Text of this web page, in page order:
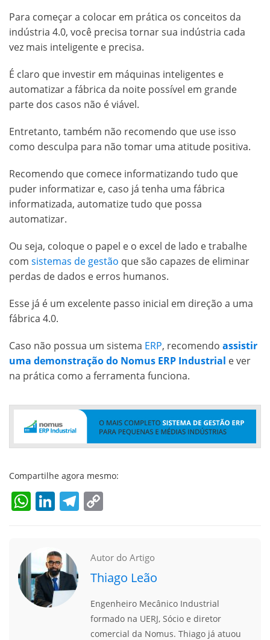
Para começar a colocar em prática os conceitos da
indústria 4.0, você precisa tornar sua indústria cada
vez mais inteligente e precisa.
É claro que investir em máquinas inteligentes e
automatizar a fábrica da noite possível em grande
parte dos casos não é viável.
Entretanto, também não recomendo que use isso
como desculpa para não tomar uma atitude positiva.
Recomendo que comece informatizando tudo que
puder informatizar e, caso já tenha uma fábrica
informatizada, automatize tudo que possa
automatizar.
Ou seja, coloque o papel e o excel de lado e trabalhe
com sistemas de gestão que são capazes de eliminar
perdas de dados e erros humanos.
Esse já é um excelente passo inicial em direção a uma
fábrica 4.0.
Caso não possua um sistema ERP, recomendo assistir
uma demonstração do Nomus ERP Industrial e ver
na prática como a ferramenta funciona.
Compartilhe agora mesmo:
WhatsApp
LinkedIn
Telegram
Autor do Artigo
Thiago Leão
Engenheiro Mecânico Industrial
formado na UERJ, Sócio e diretor
comercial da Nomus. Thiago já atuou